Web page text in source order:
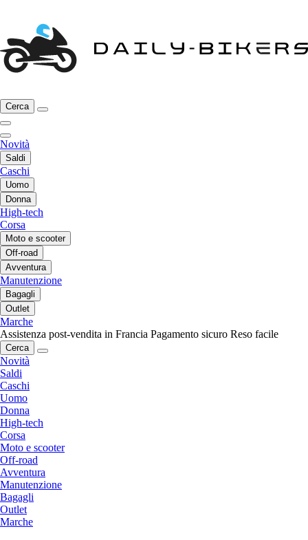
Cerca
Novità
Saldi
Caschi
Uomo
Donna
High-tech
Corsa
Moto e scooter
Off-road
Avventura
Manutenzione
Bagagli
Outlet
Marche
Assistenza post-vendita in Francia Pagamento sicuro Reso facile
Cerca
Novità
Saldi
Caschi
Uomo
Donna
High-tech
Corsa
Moto e scooter
Off-road
Avventura
Manutenzione
Bagagli
Outlet
Marche